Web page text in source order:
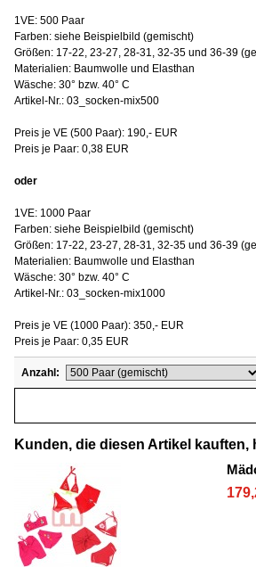
1VE: 500 Paar
Farben: siehe Beispielbild (gemischt)
Größen: 17-22, 23-27, 28-31, 32-35 und 36-39
Materialien: Baumwolle und Elasthan
Wäsche: 30° bzw. 40° C
Artikel-Nr.: 03_socken-mix500
Preis je VE (500 Paar): 190,- EUR
Preis je Paar: 0,38 EUR
oder
1VE: 1000 Paar
Farben: siehe Beispielbild (gemischt)
Größen: 17-22, 23-27, 28-31, 32-35 und 36-39
Materialien: Baumwolle und Elasthan
Wäsche: 30° bzw. 40° C
Artikel-Nr.: 03_socken-mix1000
Preis je VE (1000 Paar): 350,- EUR
Preis je Paar: 0,35 EUR
Anzahl:
Kunden, die diesen Artikel